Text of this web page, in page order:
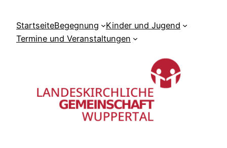
Inhalt
springen
StartseiteBegegnung
Kinder und Jugend
Termine und Veranstaltungen